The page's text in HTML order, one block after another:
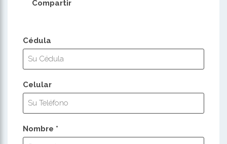
Compartir
Cédula
Celular
Nombre *